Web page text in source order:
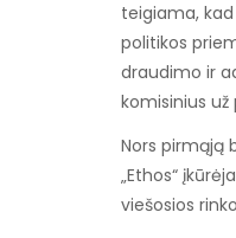
teigiama,
politikos
draudimo ir
komisinius
Nors pirmąją
„Ethos“
viešosios